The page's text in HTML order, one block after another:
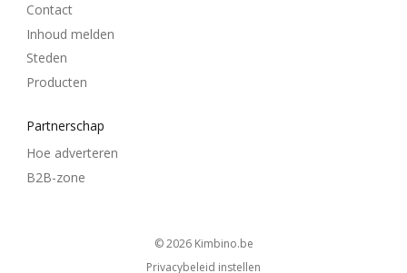
Contact
Inhoud melden
Steden
Producten
Partnerschap
Hoe adverteren
B2B-zone
© 2026 kimbino.be
Privacybeleid instellen